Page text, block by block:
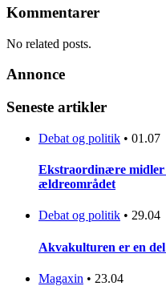
Kommentarer
No related posts.
Annonce
Seneste artikler
Debat og politik • 01.07
Ekstraordinære midler
ældreområdet
Debat og politik • 29.04
Akvakulturen er en
Magaxin • 23.04